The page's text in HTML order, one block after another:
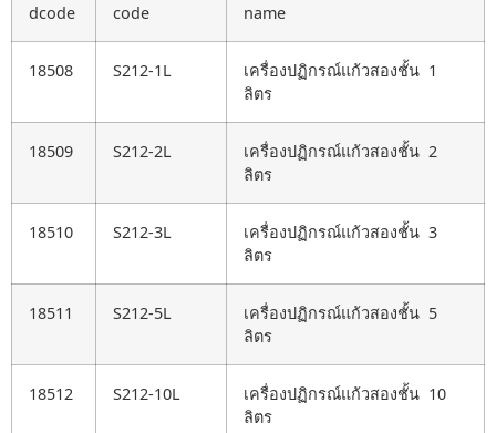
dcode code name
18508 S212-1L
เครื่องปฏิกรณ์แก้วสองชั้น 1
ลิตร
18509 S212-2L
เครื่องปฏิกรณ์แก้วสองชั้น 2
ลิตร
18510 S212-3L
เครื่องปฏิกรณ์แก้วสองชั้น 3
ลิตร
18511 S212-5L
เครื่องปฏิกรณ์แก้วสองชั้น 5
ลิตร
18512 S212-10L
เครื่องปฏิกรณ์แก้วสองชั้น 10
ลิตร